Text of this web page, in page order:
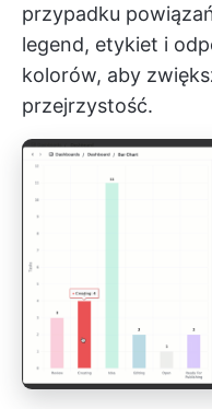
przypadku
legend, etykiet i
kolorów, aby
przejrzystość.